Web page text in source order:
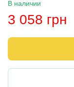
В наличии
3 058 грн